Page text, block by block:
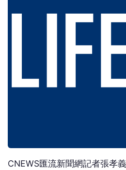
CNEWS匯流新聞網記者張孝